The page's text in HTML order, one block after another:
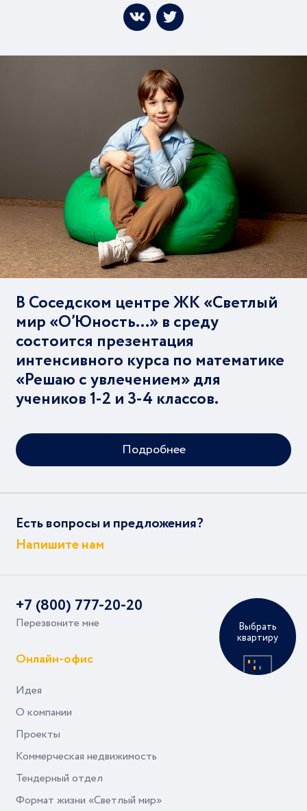
Выбрать
квартиру
В Соседском центре ЖК «Светлый
мир «О’Юность…» в среду
состоится презентация
интенсивного курса по математике
«Решаю с увлечением» для
учеников 1-2 и 3-4 классов.
Подробнее
Есть вопросы и предложения?
Напишите нам
+7 (800) 777-20-20
Перезвоните мне
Онлайн-офис
Идея
О компании
Проекты
Коммерческая недвижимость
Тендерный отдел
Формат жизни «Светлый мир»